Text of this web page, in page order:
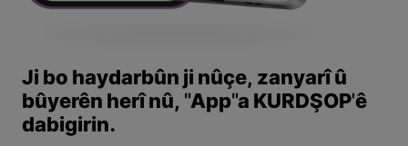
Ji bo haydarbûn ji nûçe, zanyarî û
bûyerên herî nû, "App"a KURDŞOP'ê
dabigirin.